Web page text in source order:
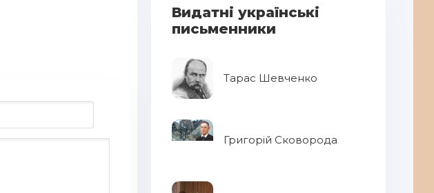
Видатні українські
письменники
Тарас Шевченко
Григорій Сковорода